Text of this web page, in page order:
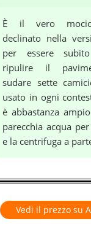
È il vero mocio
declinato nella
per essere
ripulire il
sudare sette
usato in ogni
è abbastanza
parecchia acqua
e la centrifuga a
Vedi il prezzo su